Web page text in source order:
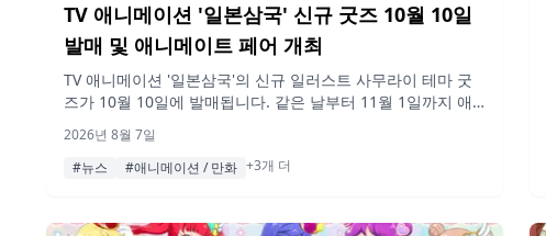
TV 애니메이션 '일본삼국' 신규 굿즈 10월 10일
발매 및 애니메이트 페어 개최
TV 애니메이션 '일본삼국'의 신규 일러스트 사무라이 테마 굿
즈가 10월 10일에 발매됩니다. 같은 날부터 11월 1일까지 애
함께 진행됩니다.
2026년 8월 7일
#뉴스
#애니메이션 / 만화 +3개 더